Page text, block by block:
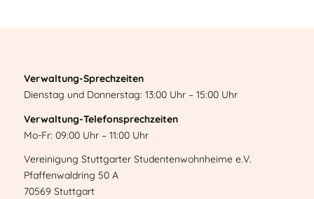
Verwaltung-Sprechzeiten
Dienstag und Donnerstag: 13:00 Uhr – 15:00 Uhr
Verwaltung-Telefonsprechzeiten
Mo-Fr: 09:00 Uhr – 11:00 Uhr
Vereinigung Stuttgarter Studentenwohnheime e.V.
Pfaffenwaldring 50 A
70569 Stuttgart